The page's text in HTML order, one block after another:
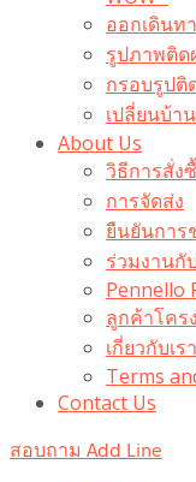
ออกเดินท
รูปภาพติ
กรอบรูปติ
เปลี่ยนบ้
About Us
วิธีการสั่ง
การจัดส่ง
ยืนยันการ
ร่วมงานกั
Pennello
ลูกค้าโคร
เกี่ยวกับเรา
Terms
Contact Us
สอบถาม Add Line